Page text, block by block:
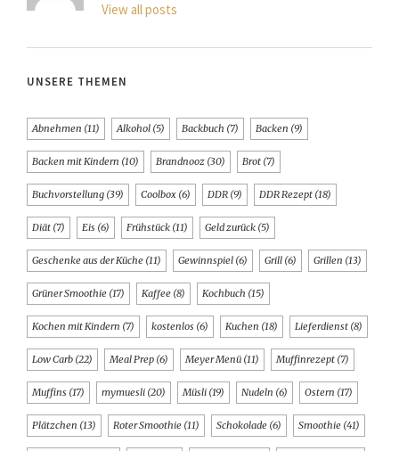
View all posts
UNSERE THEMEN
Abnehmen (11) Alkohol (5) Backbuch (7) Backen (9)
Backen mit Kindern (10) Brandnooz (30) Brot (7)
Buchvorstellung (39) Coolbox (6) DDR (9) DDR Rezept (18)
Diät (7) Eis (6) Frühstück (11) Geld zurück (5)
Geschenke aus der Küche (11) Gewinnspiel (6) Grill (6) Grillen (13)
Grüner Smoothie (17) Kaffee (8) Kochbuch (15)
Kochen mit Kindern (7) kostenlos (6) Kuchen (18) Lieferdienst (8)
Low Carb (22) Meal Prep (6) Meyer Menü (11) Muffinrezept (7)
Muffins (17) mymuesli (20) Müsli (19) Nudeln (6) Ostern (17)
Plätzchen (13) Roter Smoothie (11) Schokolade (6) Smoothie (41)